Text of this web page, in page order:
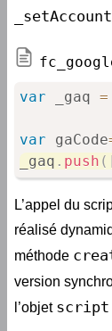
_setAccount
var _gaq =
var gaCode
_gaq . push (
L’appel du
réalisé
méthode
version
l’objet script